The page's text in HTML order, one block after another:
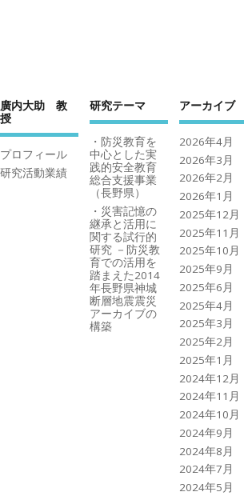
廣内大助 教
授
プロフィール
研究活動業績
研究テーマ
・防災教育を
中心とした実
践的安全教育
総合支援事業
（長野県）
・災害記憶の
継承と活用に
関する試行的
研究 －防災教
育での活用を
踏まえた2014
年長野県神城
断層地震震災
アーカイブの
構築
アーカイブ
2026年4月
2026年3月
2026年2月
2026年1月
2025年12月
2025年11月
2025年10月
2025年9月
2025年6月
2025年4月
2025年3月
2025年2月
2025年1月
2024年12月
2024年11月
2024年10月
2024年9月
2024年8月
2024年7月
2024年5月